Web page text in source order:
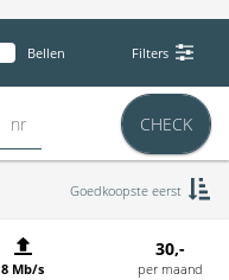
Bellen Filters
CHECK
Goedkoopste eerst
8 Mb/s
30,-
per maand